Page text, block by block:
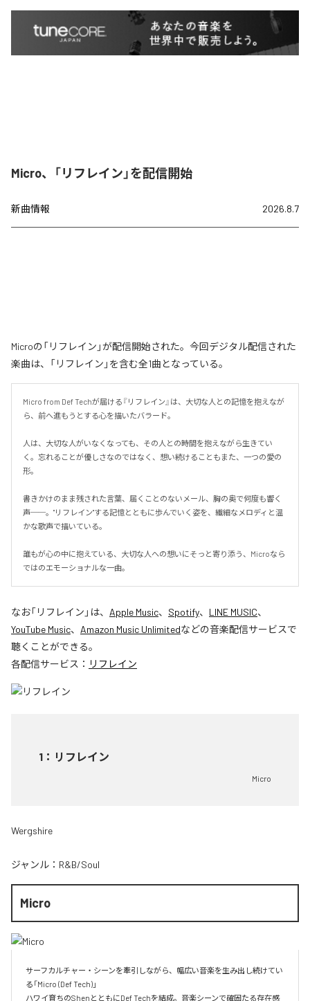
Micro、「リフレイン」を配信開始
新曲情報 2026.8.7
Microの「リフレイン」が配信開始された。今回デジタル配信された
楽曲は、「リフレイン」を含む全1曲となっている。
Micro from Def Techが届ける『リフレイン』は、大切な人との記憶を抱えなが
ら、前へ進もうとする心を描いたバラード。
人は、大切な人がいなくなっても、その人との時間を抱えながら生きてい
く。忘れることが優しさなのではなく、想い続けることもまた、一つの愛の
形。
書きかけのまま残された言葉、届くことのないメール、胸の奥で何度も響く
声──。"リフレイン"する記憶とともに歩んでいく姿を、繊細なメロディと温
かな歌声で描いている。
誰もが心の中に抱えている、大切な人への想いにそっと寄り添う、Microなら
ではのエモーショナルな一曲。
なお「リフレイン 」は、 Apple Music、 Spotify、 LINE MUSIC、
YouTube Music、 Amazon Music Unlimitedなどの音楽配信サービスで
聴くことができる。
各配信サービス： リフレイン
1 ： リフレイン
Micro
Wergshire
ジャンル： R&B/Soul
Micro
サーフカルチャー・シーンを牽引しながら、幅広い音楽を生み出し続けてい
る「Micro (Def Tech)」
ハワイ育ちのShenとともにDef Techを結成。音楽シーンで確固たる存在感